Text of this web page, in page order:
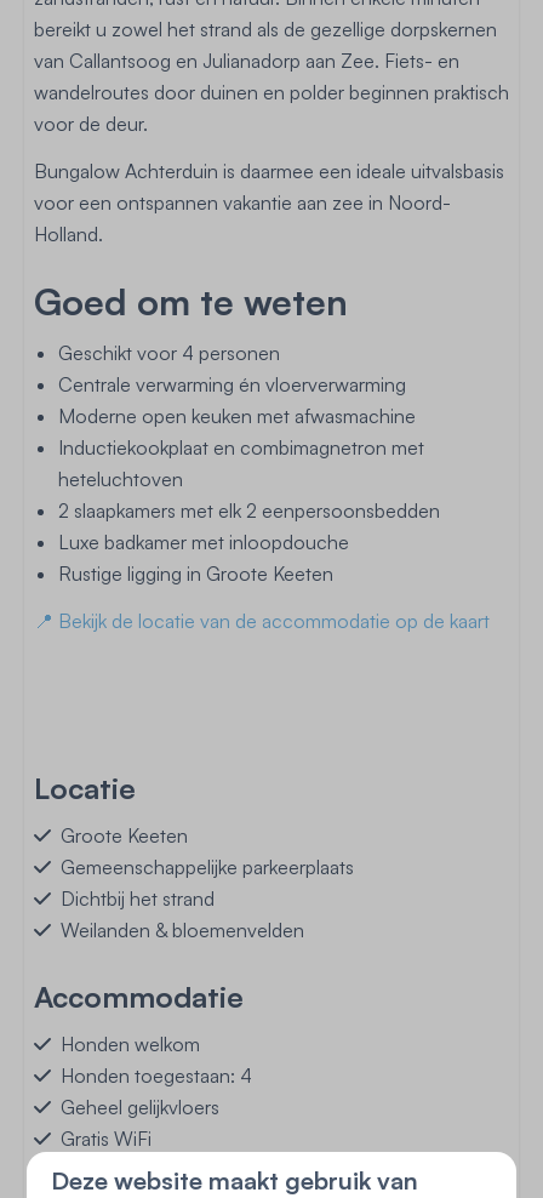
bereikt u zowel het strand als de gezellige dorpskernen
van Callantsoog en Julianadorp aan Zee. Fiets- en
wandelroutes door duinen en polder beginnen praktisch
voor de deur.
Bungalow Achterduin is daarmee een ideale uitvalsbasis
voor een ontspannen vakantie aan zee in Noord-
Holland.
Goed om te weten
Geschikt voor 4 personen
Centrale verwarming én vloerverwarming
Moderne open keuken met afwasmachine
Inductiekookplaat en combimagnetron met
heteluchtoven
2 slaapkamers met elk 2 eenpersoonsbedden
Luxe badkamer met inloopdouche
Rustige ligging in Groote Keeten
📍 Bekijk de locatie van de accommodatie op de kaart
Locatie
Groote Keeten
Gemeenschappelijke parkeerplaats
Dichtbij het strand
Weilanden & bloemenvelden
Accommodatie
Honden welkom
Honden toegestaan: 4
Geheel gelijkvloers
Gratis WiFi
Smart TV
Deze website maakt gebruik van